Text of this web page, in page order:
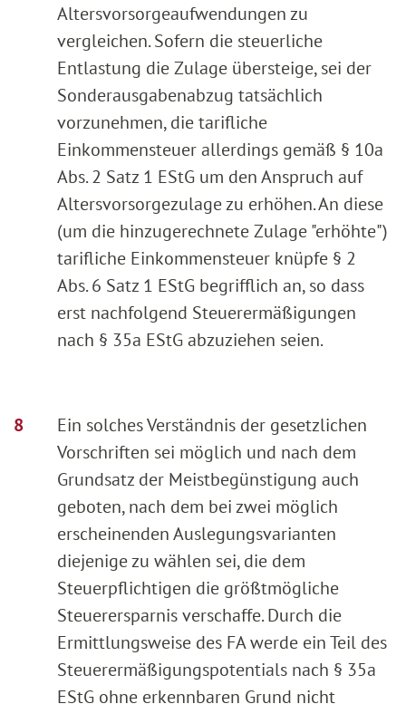
Altersvorsorgeaufwendungen zu
vergleichen. Sofern die steuerliche
Entlastung die Zulage übersteige, sei der
Sonderausgabenabzug tatsächlich
vorzunehmen, die tarifliche
Einkommensteuer allerdings gemäß § 10a
Abs. 2 Satz 1 EStG um den Anspruch auf
Altersvorsorgezulage zu erhöhen. An diese
(um die hinzugerechnete Zulage "erhöhte")
tarifliche Einkommensteuer knüpfe § 2
Abs. 6 Satz 1 EStG begrifflich an, so dass
erst nachfolgend Steuerermäßigungen
nach § 35a EStG abzuziehen seien.
Ein solches Verständnis der gesetzlichen
Vorschriften sei möglich und nach dem
Grundsatz der Meistbegünstigung auch
geboten, nach dem bei zwei möglich
erscheinenden Auslegungsvarianten
diejenige zu wählen sei, die dem
Steuerpflichtigen die größtmögliche
Steuerersparnis verschaffe. Durch die
Ermittlungsweise des FA werde ein Teil des
Steuerermäßigungspotentials nach § 35a
EStG ohne erkennbaren Grund nicht